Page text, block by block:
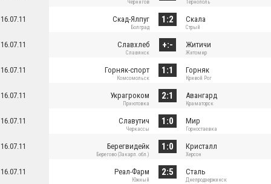
Чернигов Тернополь
16.07.11 Скад-Ялпуг
Болград
1:2 Скала
Стрый
16.07.11 Славхлеб
Славянск
+:- Житичи
Житомир
16.07.11 Горняк-спорт
Комсомольск
1:1 Горняк
Кривой Рог
16.07.11 Украгроком
Приютовка
2:1 Авангард
Краматорск
16.07.11 Славутич
Черкассы
1:0 Мир
Горностаевка
16.07.11 Берегвидейк
Берегово (Закарп. обл.)
1:0 Кристалл
Херсон
16.07.11 Реал-Фарм
Южный
2:5 Сталь
Днепродзержинск